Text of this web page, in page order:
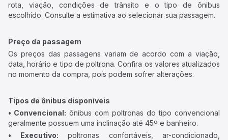
rota, viação, condições de trânsito e o tipo de ônibus
escolhido. Consulte a estimativa ao selecionar sua passagem.
Preço da passagem
Os preços das passagens variam de acordo com a viação,
data, horário e tipo de poltrona. Confira os valores atualizados
no momento da compra, pois podem sofrer alterações.
Tipos de ônibus disponíveis
• Convencional: ônibus com poltronas do tipo convencional
geralmente possuem uma inclinação até 45º e banheiro.
• Executivo: poltronas confortáveis, ar-condicionado,